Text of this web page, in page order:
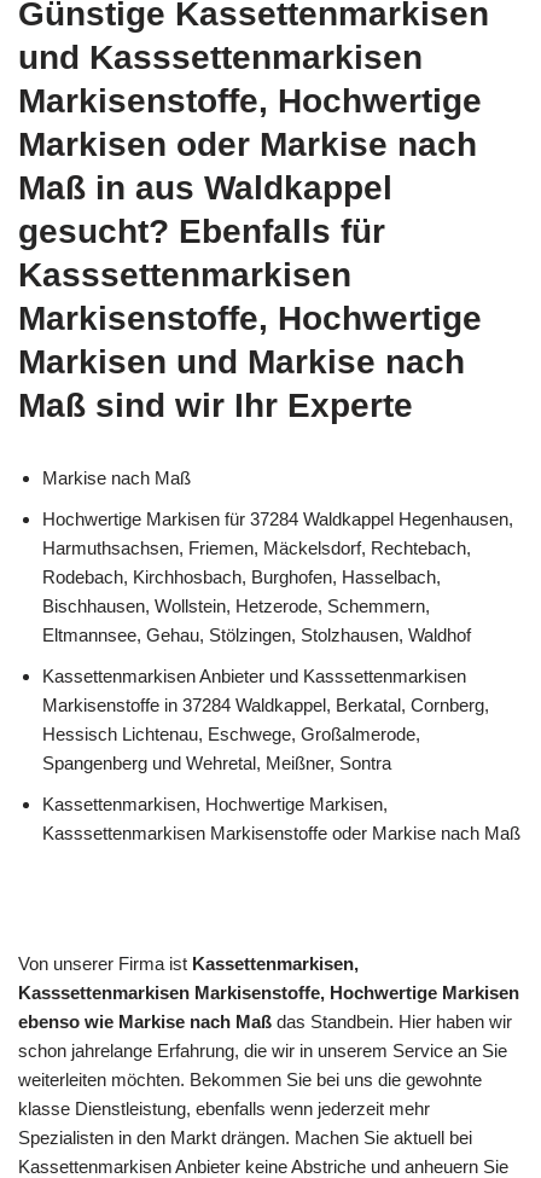
Günstige Kassettenmarkisen
und Kasssettenmarkisen
Markisenstoffe, Hochwertige
Markisen oder Markise nach
Maß in aus Waldkappel
gesucht? Ebenfalls für
Kasssettenmarkisen
Markisenstoffe, Hochwertige
Markisen und Markise nach
Maß sind wir Ihr Experte
Markise nach Maß
Hochwertige Markisen für 37284 Waldkappel Hegenhausen,
Harmuthsachsen, Friemen, Mäckelsdorf, Rechtebach,
Rodebach, Kirchhosbach, Burghofen, Hasselbach,
Bischhausen, Wollstein, Hetzerode, Schemmern,
Eltmannsee, Gehau, Stölzingen, Stolzhausen, Waldhof
Kassettenmarkisen Anbieter und Kasssettenmarkisen
Markisenstoffe in 37284 Waldkappel, Berkatal, Cornberg,
Hessisch Lichtenau, Eschwege, Großalmerode,
Spangenberg und Wehretal, Meißner, Sontra
Kassettenmarkisen, Hochwertige Markisen,
Kasssettenmarkisen Markisenstoffe oder Markise nach Maß
Von unserer Firma ist Kassettenmarkisen,
Kasssettenmarkisen Markisenstoffe, Hochwertige Markisen
ebenso wie Markise nach Maß das Standbein. Hier haben wir
schon jahrelange Erfahrung, die wir in unserem Service an Sie
weiterleiten möchten. Bekommen Sie bei uns die gewohnte
klasse Dienstleistung, ebenfalls wenn jederzeit mehr
Spezialisten in den Markt drängen. Machen Sie aktuell bei
Kassettenmarkisen Anbieter keine Abstriche und anheuern Sie